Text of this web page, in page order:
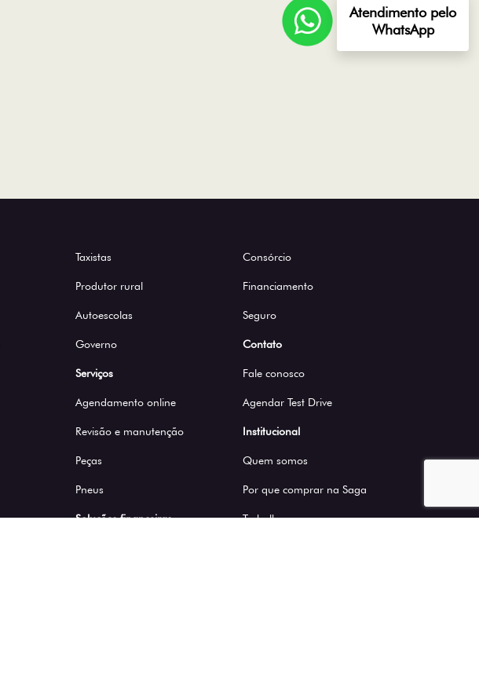
Taxistas
Produtor rural
Autoescolas
Governo
Serviços
Agendamento online
Revisão e manutenção
Peças
Pneus
Soluções financeiras
Consórcio
Financiamento
Seguro
Contato
Fale conosco
Agendar Test Drive
Institucional
Quem somos
Por que comprar na Saga
Trabalhe conosco
Atendimento pelo
WhatsApp